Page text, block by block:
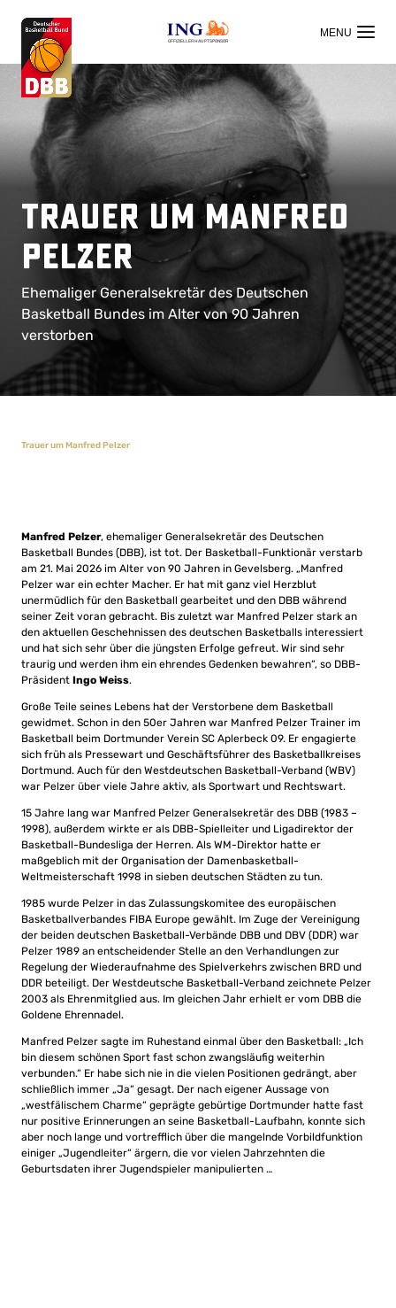
OFFIZIELLER HAUPTSPONSOR
Trauer um Manfred
Pelzer
Ehemaliger Generalsekretär des Deutschen
Basketball Bundes im Alter von 90 Jahren
verstorben
Trauer um Manfred Pelzer
Manfred Pelzer, ehemaliger Generalsekretär des Deutschen
Basketball Bundes (DBB), ist tot. Der Basketball-Funktionär verstarb
am 21. Mai 2026 im Alter von 90 Jahren in Gevelsberg. „Manfred
Pelzer war ein echter Macher. Er hat mit ganz viel Herzblut
unermüdlich für den Basketball gearbeitet und den DBB während
seiner Zeit voran gebracht. Bis zuletzt war Manfred Pelzer stark an
den aktuellen Geschehnissen des deutschen Basketballs interessiert
und hat sich sehr über die jüngsten Erfolge gefreut. Wir sind sehr
traurig und werden ihm ein ehrendes Gedenken bewahren“, so DBB-
Präsident Ingo Weiss.
Große Teile seines Lebens hat der Verstorbene dem Basketball
gewidmet. Schon in den 50er Jahren war Manfred Pelzer Trainer im
Basketball beim Dortmunder Verein SC Aplerbeck 09. Er engagierte
sich früh als Pressewart und Geschäftsführer des Basketballkreises
Dortmund. Auch für den Westdeutschen Basketball-Verband (WBV)
war Pelzer über viele Jahre aktiv, als Sportwart und Rechtswart.
15 Jahre lang war Manfred Pelzer Generalsekretär des DBB (1983 –
1998), außerdem wirkte er als DBB-Spielleiter und Ligadirektor der
Basketball-Bundesliga der Herren. Als WM-Direktor hatte er
maßgeblich mit der Organisation der Damenbasketball-
Weltmeisterschaft 1998 in sieben deutschen Städten zu tun.
1985 wurde Pelzer in das Zulassungskomitee des europäischen
Basketballverbandes FIBA Europe gewählt. Im Zuge der Vereinigung
der beiden deutschen Basketball-Verbände DBB und DBV (DDR) war
Pelzer 1989 an entscheidender Stelle an den Verhandlungen zur
Regelung der Wiederaufnahme des Spielverkehrs zwischen BRD und
DDR beteiligt. Der Westdeutsche Basketball-Verband zeichnete Pelzer
2003 als Ehrenmitglied aus. Im gleichen Jahr erhielt er vom DBB die
Goldene Ehrennadel.
Manfred Pelzer sagte im Ruhestand einmal über den Basketball: „Ich
bin diesem schönen Sport fast schon zwangsläufig weiterhin
verbunden.“ Er habe sich nie in die vielen Positionen gedrängt, aber
schließlich immer „Ja“ gesagt. Der nach eigener Aussage von
„westfälischem Charme“ geprägte gebürtige Dortmunder hatte fast
nur positive Erinnerungen an seine Basketball-Laufbahn, konnte sich
aber noch lange und vortrefflich über die mangelnde Vorbildfunktion
einiger „Jugendleiter“ ärgern, die vor vielen Jahrzehnten die
Geburtsdaten ihrer Jugendspieler manipulierten …